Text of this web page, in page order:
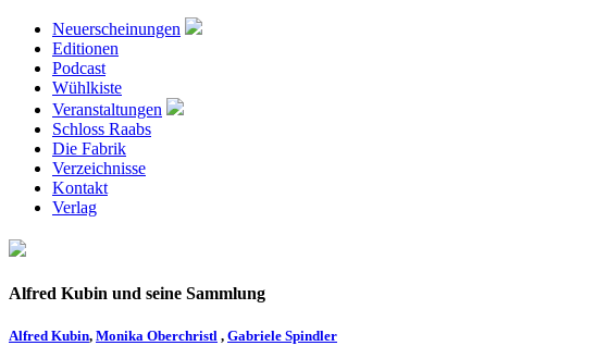
Neuerscheinungen
Editionen
Podcast
Wühlkiste
Veranstaltungen
Schloss Raabs
Die Fabrik
Verzeichnisse
Kontakt
Verlag
Alfred Kubin und seine Sammlung
Alfred Kubin, Monika Oberchristl , Gabriele Spindler